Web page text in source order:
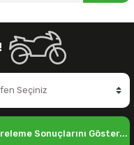
Sonuçlarını Göster...